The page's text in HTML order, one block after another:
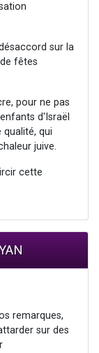
sur la
fêtes
pour ne pas
d'Israël
qui
juive.
cette
remarques,
sur des